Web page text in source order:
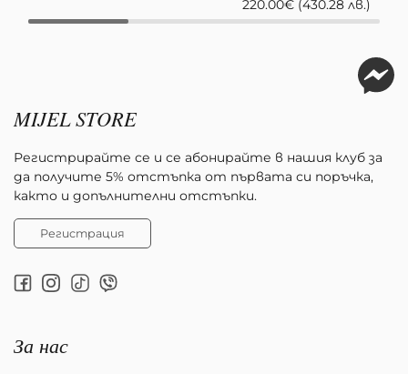
220.00€ (430.28 лв.)
MIJEL STORE
Регистрирайте се и се абонирайте в нашия клуб за
да получите 5% отстъпка от първата си поръчка,
както и допълнителни отстъпки.
Регистрация
За нас